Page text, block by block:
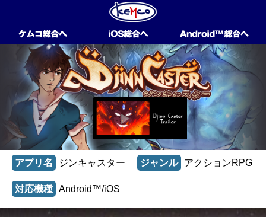
アプリ名 ジンキャスター ジャンル アクションRPG
対応機種 Android™/iOS